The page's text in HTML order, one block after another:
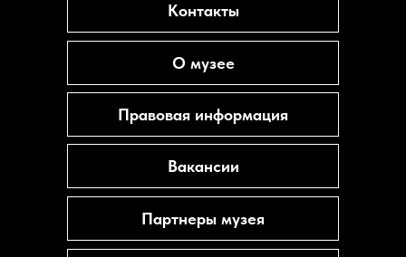
Контакты
Вакансии
О музее
Правовая информация
Партнеры музея